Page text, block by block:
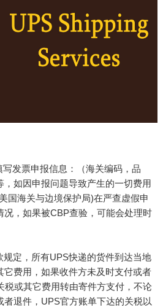
发票申报信息：（海关编码，品
如因申报问题导致产生的一切费用
国海关与边境保护局)在严查虚假申
况，如果被CBP查验，可能会处理时
定，所有UPS快递的货件到达当地
它费用，如果收件方未及时支付或者
税或其它费用转由寄件方支付，不论
退件，UPS官方账单下达的关税以